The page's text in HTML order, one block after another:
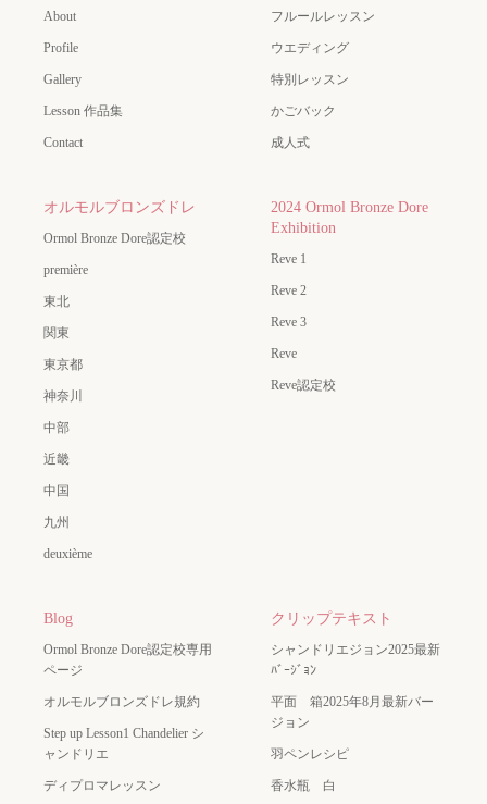
About
Profile
Gallery
Lesson 作品集
Contact
フルールレッスン
ウエディング
特別レッスン
かごバック
成人式
オルモルブロンズドレ
Ormol Bronze Dore認定校
première
東北
関東
東京都
神奈川
中部
近畿
中国
九州
deuxième
2024 Ormol Bronze Dore
Exhibition
Reve 1
Reve 2
Reve 3
Reve
Reve認定校
Blog
Ormol Bronze Dore認定校専用
ページ
オルモルブロンズドレ規約
Step up Lesson1 Chandelier シ
ャンドリエ
ディプロマレッスン
クリップテキスト
シャンドリエジョン2025最新
ﾊﾞｰｼﾞｮﾝ
平面 箱2025年8月最新バー
ジョン
羽ペンレシピ
香水瓶 白